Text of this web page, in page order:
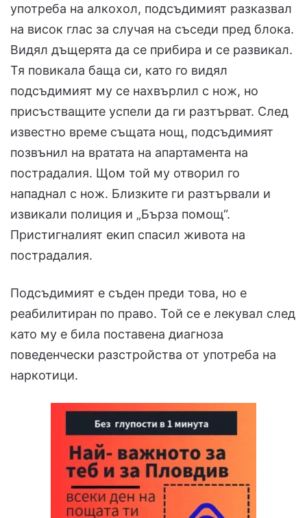
употреба на алкохол, подсъдимият разказвал
на висок глас за случая на съседи пред блока.
Видял дъщерята да се прибира и се развикал.
Тя повикала баща си, като го видял
подсъдимият му се нахвърлил с нож, но
присъстващите успели да ги разтърват. След
известно време същата нощ, подсъдимият
позвънил на вратата на апартамента на
пострадалия. Щом той му отворил го
нападнал с нож. Близките ги разтървали и
извикали полиция и „Бърза помощ“.
Пристигналият екип спасил живота на
пострадалия.
Подсъдимият е съден преди това, но е
реабилитиран по право. Той се е лекувал след
като му е била поставена диагноза
поведенчески разстройства от употреба на
наркотици.